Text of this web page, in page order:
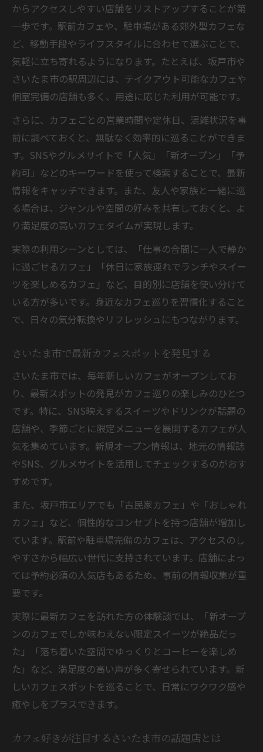
からアクセスしやすい店舗をリストアップすることが第
一歩です。駅前カフェや、駐車場がある郊外型カフェな
ど、移動手段やライフスタイルに合わせて選ぶことで、
気軽に立ち寄れるようになります。たとえば、坂戸市や
さいたま市の駅周辺には、テイクアウト可能なカフェや
個室完備の店舗も多く、用途に応じた利用が可能です。
さらに、カフェごとの営業時間や定休日、混雑状況を事
前に調べておくと、無駄なく効率的に巡ることができま
す。SNSやグルメサイトで「人気」「新オープン」「予
約可」などのキーワードを使って検索することで、最新
情報をキャッチできます。また、友人や家族と一緒に巡
る場合は、ジャンルや空間の好みを共有しておくと、よ
り満足度の高いカフェタイムが実現します。
実際の利用シーンとしては、「仕事の合間に一人で静か
に過ごせるカフェ」「休日に家族連れでランチやスイー
ツを楽しめるカフェ」など、目的別に店舗を使い分けて
いる方が多いです。身近なカフェ巡りを習慣化すること
で、日々の気分転換やリフレッシュにもつながります。
さいたま市で最新カフェスポットを発見する
さいたま市では、毎年新しいカフェがオープンしてお
り、最新スポットの発見がカフェ巡りの楽しみのひとつ
です。特に、SNS映えするスイーツやドリンクが話題の
店舗や、季節ごとに限定メニューを展開するカフェが人
気を集めています。新規オープン情報は、地元の情報誌
やSNS、グルメサイトを活用してチェックするのがおす
すめです。
また、坂戸市エリアでも「古民家カフェ」や「おしゃれ
カフェ」など、個性的なコンセプトを持つ店舗が増加し
ています。駅前や駐車場完備のカフェは、アクセスのし
やすさから幅広い世代に支持されています。店舗によっ
ては予約必須の人気店もあるため、事前の情報収集が重
要です。
実際に最新カフェを訪れた方の体験談では、「新オープ
ンのカフェでしか味わえない限定スイーツが絶品だっ
た」「落ち着いた空間でゆっくりとコーヒーを楽しめ
た」など、満足度の高い声が多く寄せられています。新
しいカフェスポットを巡ることで、日常にワクワク感や
癒やしをプラスできます。
カフェ好きが注目するさいたま市の話題店とは